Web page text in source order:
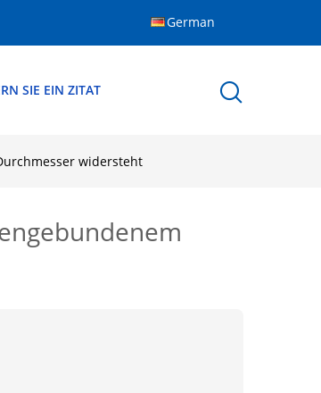
German
SIE EIN ZITAT
widersteht